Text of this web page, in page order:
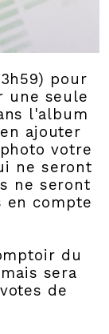
pour
une seule
l'album
ajouter
votre
ne seront
ne seront
en compte
du
sera
de